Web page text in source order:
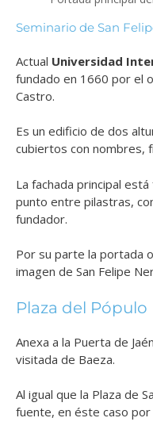
Seminario de San
Actual Universidad
fundado en 1660 por el
Castro.
Es un edificio de dos
cubiertos con nombres,
La fachada principal
punto entre pilastras,
fundador.
Por su parte la portada
imagen de San Felipe
Plaza del Pópulo
Anexa a la Puerta de
visitada de Baeza.
Al igual que la Plaza de
fuente, en éste caso